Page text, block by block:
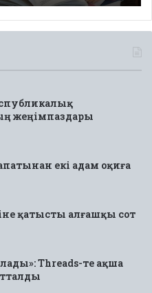
жеңімпаздары
екі адам оқиға
қатысты алғашқы сот
Threads-те ақша